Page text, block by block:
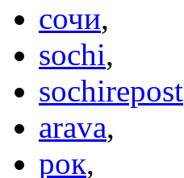
сочи,
sochi,
sochirepost
arava,
рок,